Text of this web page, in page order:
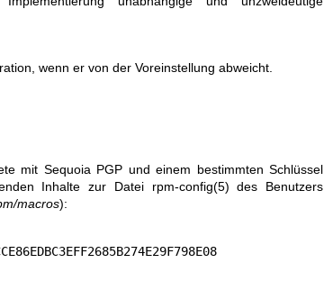
wenn er von der Voreinstellung abweicht.
mit Sequoia PGP und einem bestimmten Schlüssel
Inhalte zur Datei rpm-config(5) des Benutzers
macros):